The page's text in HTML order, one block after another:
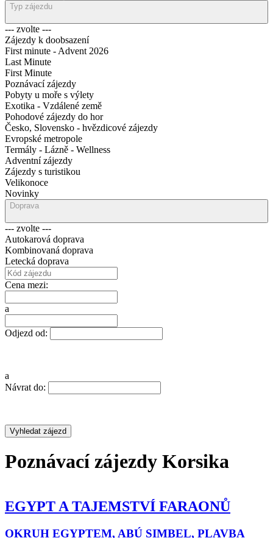
Typ zájezdu
--- zvolte ---
Zájezdy k doobsazení
First minute - Advent 2026
Last Minute
First Minute
Poznávací zájezdy
Pobyty u moře s výlety
Exotika - Vzdálené země
Pohodové zájezdy do hor
Česko, Slovensko - hvězdicové zájezdy
Evropské metropole
Termály - Lázně - Wellness
Adventní zájezdy
Zájezdy s turistikou
Velikonoce
Novinky
Doprava
--- zvolte ---
Autokarová doprava
Kombinovaná doprava
Letecká doprava
Cena mezi:
a
Odjezd od:
a
Návrat do:
Poznávací zájezdy Korsika
A TAJEMSTVÍ FARAONŮ
EGYPTEM, ABÚ SIMBEL, PLAVBA